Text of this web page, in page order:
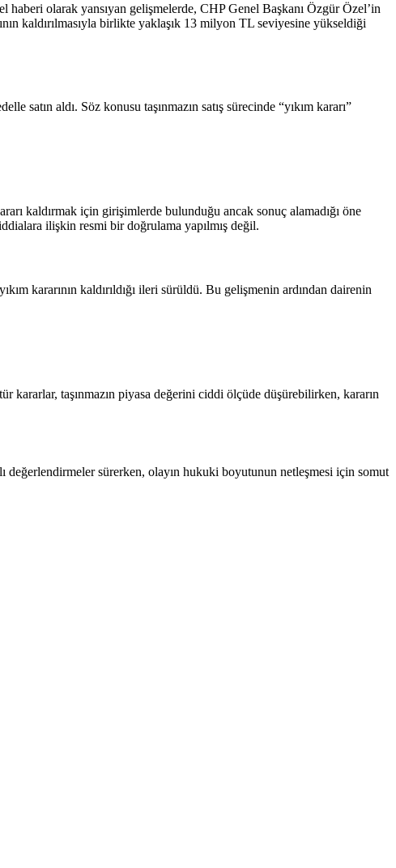
olarak yansıyan gelişmelerde, CHP Genel Başkanı Özgür Özel’in
kaldırılmasıyla birlikte yaklaşık 13 milyon TL seviyesine yükseldiği
aldı. Söz konusu taşınmazın satış sürecinde “yıkım kararı”
kaldırmak için girişimlerde bulunduğu ancak sonuç alamadığı öne
ilişkin resmi bir doğrulama yapılmış değil.
kararının kaldırıldığı ileri sürüldü. Bu gelişmenin ardından dairenin
kararlar, taşınmazın piyasa değerini ciddi ölçüde düşürebilirken, kararın
değerlendirmeler sürerken, olayın hukuki boyutunun netleşmesi için somut